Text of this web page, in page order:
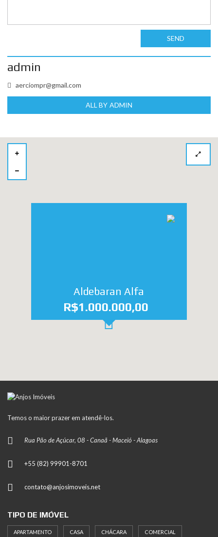
SEND
admin
aerciompr@gmail.com
ALL BY ADMIN
Aldebaran Alfa
R$1.000.000,00
Temos o maior prazer em atendê-los.
Rua Pão de Açúcar, 08 - Canaã - Maceió - Alagoas
+55 (82) 99901-8701
contato@anjosimoveis.net
TIPO DE IMÓVEL
APARTAMENTO CASA CHÁCARA COMERCIAL